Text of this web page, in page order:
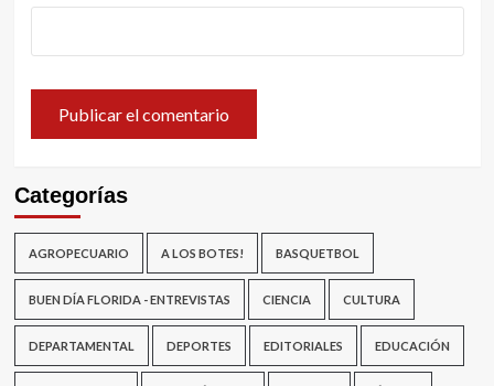
Categorías
AGROPECUARIO A LOS BOTES! BASQUETBOL
BUEN DÍA FLORIDA - ENTREVISTAS CIENCIA CULTURA
DEPARTAMENTAL DEPORTES EDITORIALES EDUCACIÓN